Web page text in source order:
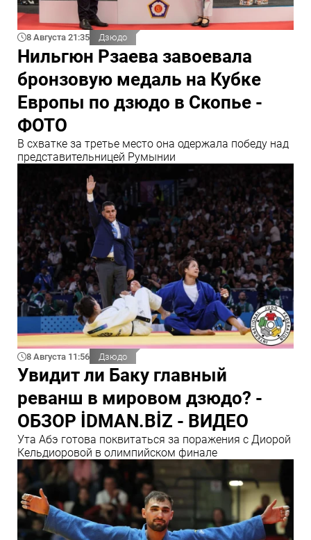
8 Августа 21:35 Дзюдо
Нильгюн Рзаева завоевала
бронзовую медаль на Кубке
Европы по дзюдо в Скопье -
ФОТО
В схватке за третье место она одержала победу над
представительницей Румынии
8 Августа 11:56 Дзюдо
Увидит ли Баку главный
реванш в мировом дзюдо? -
ОБЗОР İDMAN.BİZ - ВИДЕО
Ута Абэ готова поквитаться за поражения с Диорой
Кельдиоровой в олимпийском финале